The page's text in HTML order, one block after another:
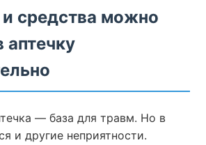
и средства можно
аптечку
— база для травм. Но в
и другие неприятности.